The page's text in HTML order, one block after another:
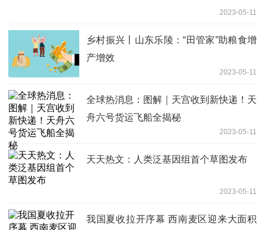
2023-05-11
乡村振兴丨山东乐陵：“田管家”助粮食增
产增效
2023-05-11
全球热消息：图解｜天宫收到新快递！天
舟六号货运飞船全揭秘
2023-05-11
天天热文：人类泛基因组首个草图发布
2023-05-11
我国夏收拉开序幕 西南麦区迎来大面积